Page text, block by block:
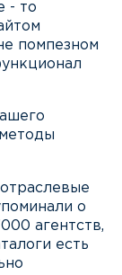
- то
помпезном
о
агентств,
есть